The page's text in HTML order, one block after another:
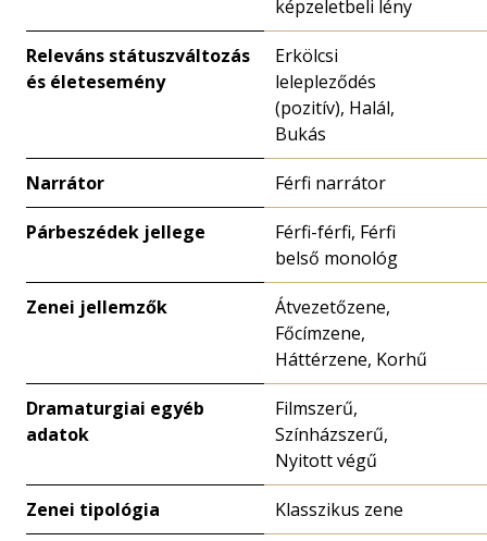
képzeletbeli lény
Releváns státuszváltozás
és életesemény
Erkölcsi
lelepleződés
(pozitív), Halál,
Bukás
Narrátor Férfi narrátor
Párbeszédek jellege
Férfi-férfi, Férfi
belső monológ
Zenei jellemzők
Átvezetőzene,
Főcímzene,
Háttérzene, Korhű
Dramaturgiai egyéb
adatok
Filmszerű,
Színházszerű,
Nyitott végű
Zenei tipológia Klasszikus zene